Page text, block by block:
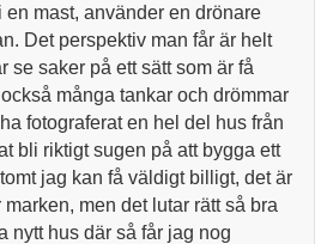
en mast, använder en drönare
Det perspektiv man får är helt
se saker på ett sätt som är få
många tankar och drömmar
fotograferat en hel del hus från
bli riktigt sugen på att bygga ett
jag kan få väldigt billigt, det är
men det lutar rätt så bra
nytt hus där så får jag nog